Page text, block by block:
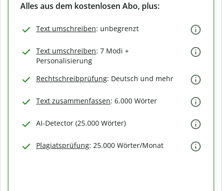
Alles aus dem kostenlosen Abo, plus:
Text umschreiben: unbegrenzt
Text umschreiben: 7 Modi +
Personalisierung
Rechtschreibprüfung: Deutsch und mehr
Text zusammenfassen: 6.000 Wörter
AI-Detector (25.000 Wörter)
Plagiatsprüfung: 25.000 Wörter/Monat